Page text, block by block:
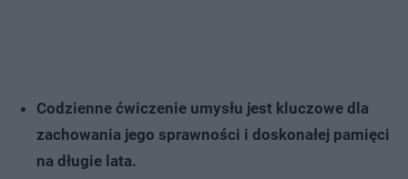
Codzienne ćwiczenie umysłu jest kluczowe dla
zachowania jego sprawności i doskonałej pamięci
na długie lata.